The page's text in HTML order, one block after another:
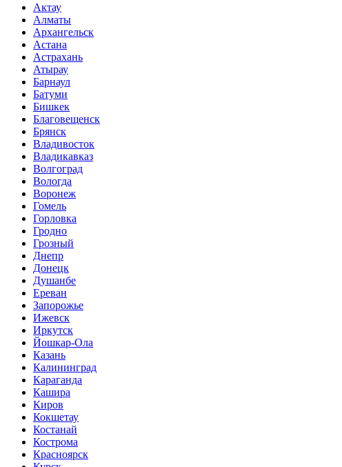
Актау
Алматы
Архангельск
Астана
Астрахань
Атырау
Барнаул
Батуми
Бишкек
Благовещенск
Брянск
Владивосток
Владикавказ
Волгоград
Вологда
Воронеж
Гомель
Горловка
Гродно
Грозный
Днепр
Донецк
Душанбе
Ереван
Запорожье
Ижевск
Иркутск
Йошкар-Ола
Казань
Калининград
Караганда
Кашира
Киров
Кокшетау
Костанай
Кострома
Красноярск